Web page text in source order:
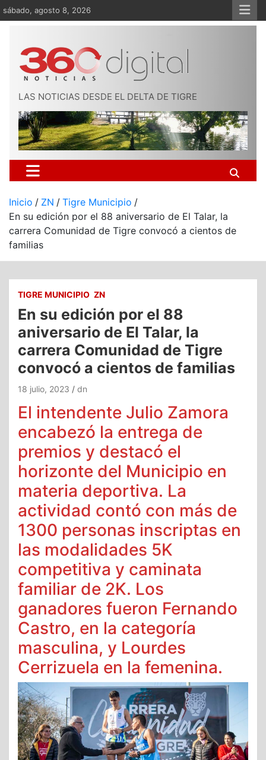
Saltar
al
sábado, agosto 8, 2026
LAS NOTICIAS DESDE EL DELTA DE TIGRE
Inicio ZN
Tigre Municipio
En su edición por el 88 aniversario de El Talar, la
carrera Comunidad de Tigre convocó a cientos de
familias
TIGRE MUNICIPIO ZN
En su edición por el 88
aniversario de El Talar, la
carrera Comunidad de Tigre
convocó a cientos de familias
18 julio, 2023 dn
El intendente Julio Zamora
encabezó la entrega de
premios y destacó el
horizonte del Municipio en
materia deportiva. La
actividad contó con más de
1300 personas inscriptas en
las modalidades 5K
competitiva y caminata
familiar de 2K. Los
ganadores fueron Fernando
Castro, en la categoría
masculina, y Lourdes
Cerrizuela en la femenina.